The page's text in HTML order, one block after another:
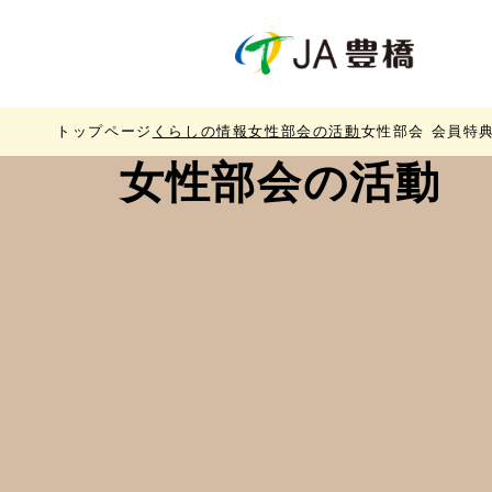
トップページ くらしの情報女性部会の活動女性部会 会員特
女性部会の​活動